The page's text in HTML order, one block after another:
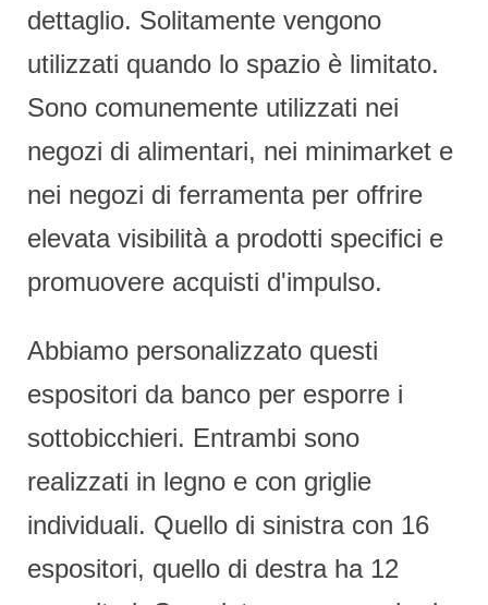
dettaglio. Solitamente vengono
utilizzati quando lo spazio è limitato.
Sono comunemente utilizzati nei
negozi di alimentari, nei minimarket e
nei negozi di ferramenta per offrire
elevata visibilità a prodotti specifici e
promuovere acquisti d'impulso.
Abbiamo personalizzato questi
espositori da banco per esporre i
sottobicchieri. Entrambi sono
realizzati in legno e con griglie
individuali. Quello di sinistra con 16
espositori, quello di destra ha 12